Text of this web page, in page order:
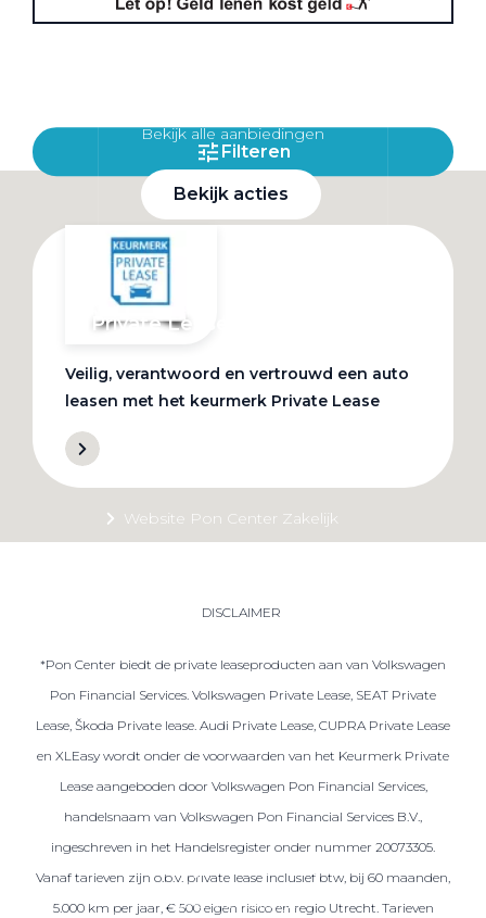
Bekijk alle aanbiedingen
Bekijk acties
Private Lease
Website Pon Center Zakelijk
Berijdersinfo
Zakelijke Lease acties
Profiteer van zakelijk
Filteren
Veilig, verantwoord en vertrouwd een auto
leasen met het keurmerk Private Lease
DISCLAIMER
*Pon Center biedt de private leaseproducten aan van Volkswagen
Pon Financial Services. Volkswagen Private Lease, SEAT Private
Lease, Škoda Private lease. Audi Private Lease, CUPRA Private Lease
en XLEasy wordt onder de voorwaarden van het Keurmerk Private
Lease aangeboden door Volkswagen Pon Financial Services,
handelsnaam van Volkswagen Pon Financial Services B.V.,
ingeschreven in het Handelsregister onder nummer 20073305.
Vanaf tarieven zijn o.b.v. private lease inclusief btw, bij 60 maanden,
5.000 km per jaar, € 500 eigen risico en regio Utrecht. Tarieven